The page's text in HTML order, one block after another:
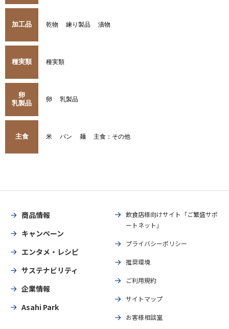
加工品 乾物 練り製品 漬物
種実類 種実類
卵
乳製品
卵 乳製品
主食 米 パン 麺 主食：その他
商品情報
キャンペーン
エンタメ・レシピ
サステナビリティ
企業情報
Asahi Park
飲食店様向けサイト「ご繁盛サポ
ートネット」
プライバシーポリシー
推奨環境
ご利用規約
サイトマップ
お客様相談室